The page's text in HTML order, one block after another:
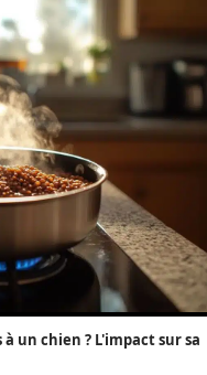
un chien ? L'impact sur sa